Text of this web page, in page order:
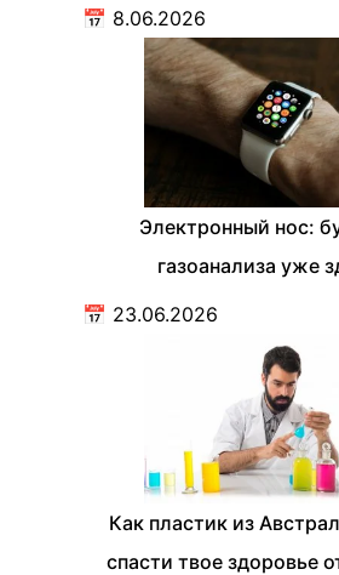
📅 8.06.2026
Электронный нос:
газоанализа уже
📅 23.06.2026
Как пластик из
спасти твое здоровье